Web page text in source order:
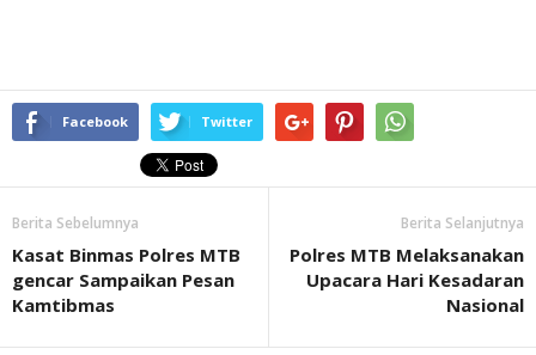
Facebook Twitter
Berita Sebelumnya
Kasat Binmas Polres MTB
gencar Sampaikan Pesan
Kamtibmas
Berita Selanjutnya
Polres MTB Melaksanakan
Upacara Hari Kesadaran
Nasional